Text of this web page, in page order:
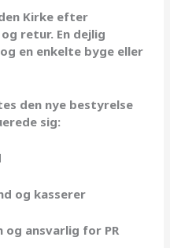
Kirke efter
retur. En dejlig
en enkelte byge eller
den nye bestyrelse
sig:
og kasserer
og ansvarlig for PR